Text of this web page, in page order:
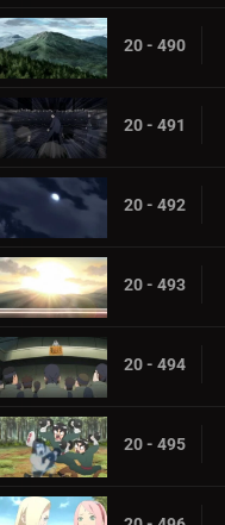
20 - 490
20 - 491
20 - 492
20 - 493
20 - 494
20 - 495